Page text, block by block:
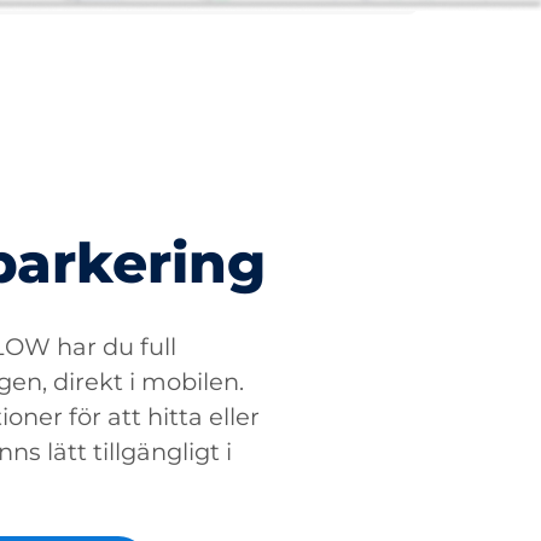
har du full
direkt i mobilen.
för att hitta eller
lätt tillgängligt i